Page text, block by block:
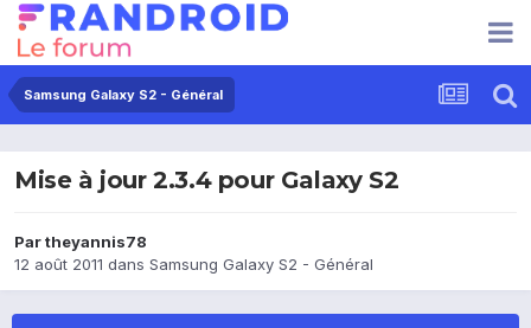
Samsung Galaxy S2 - Général
Mise à jour 2.3.4 pour Galaxy S2
Partheyannis78
12 août 2011 dans Samsung Galaxy S2 - Général